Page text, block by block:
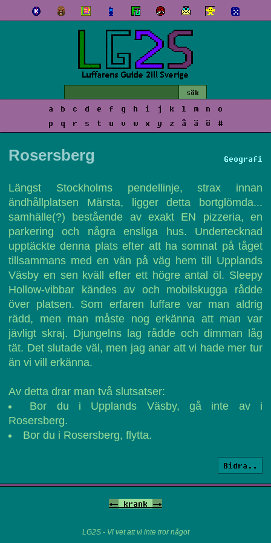
a b c d e f g h i j k l m n
o
p
q r s t u v w x y z å ä ö #
Geografi
Rosersberg
Längst Stockholms pendellinje, strax innan
ändhållplatsen Märsta, ligger detta bortglömda...
samhälle(?) bestående av exakt EN pizzeria, en
parkering och några ensliga hus. Undertecknad
upptäckte denna plats efter att ha somnat på tåget
tillsammans med en vän på väg hem till Upplands
Väsby en sen kväll efter ett högre antal öl. Sleepy
Hollow-vibbar kändes av och mobilskugga rådde
över platsen. Som erfaren luffare var man aldrig
rädd, men man måste nog erkänna att man var
jävligt skraj. Djungelns lag rådde och dimman låg
tät. Det slutade väl, men jag anar att vi hade mer tur
än vi vill erkänna.
Av detta drar man två slutsatser:
Bor du i Upplands Väsby, gå inte av i
Rosersberg.
Bor du i Rosersberg, flytta.
Bidra..
<- krank ->
LG2S - Vi vet att vi inte tror något